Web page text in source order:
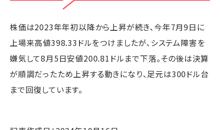
株価は2023年年初以降から上昇が続き、今年7月9日に
上場来高値398.33ドルをつけましたが、システム障害を
嫌気して8月5日安値200.81ドルまで下落。その後は決算
が順調だったため上昇する動きになり、足元は300ドル台
まで回復しています。